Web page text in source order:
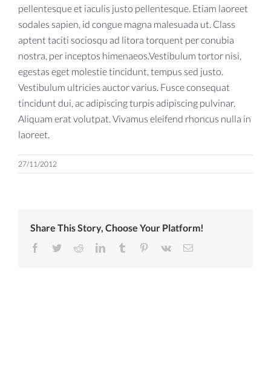
pellentesque et iaculis justo pellentesque. Etiam laoreet
sodales sapien, id congue magna malesuada ut. Class
aptent taciti sociosqu ad litora torquent per conubia
nostra, per inceptos himenaeos.Vestibulum tortor nisi,
egestas eget molestie tincidunt, tempus sed justo.
Vestibulum ultricies auctor varius. Fusce consequat
tincidunt dui, ac adipiscing turpis adipiscing pulvinar.
Aliquam erat volutpat. Vivamus eleifend rhoncus nulla in
laoreet.
27/11/2012
Share This Story, Choose Your Platform!
Facebook
TwitterRedditLinkedInTumblr Pinterest
Vk Email